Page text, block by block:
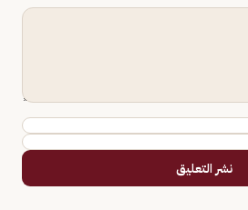
نشر التعليق